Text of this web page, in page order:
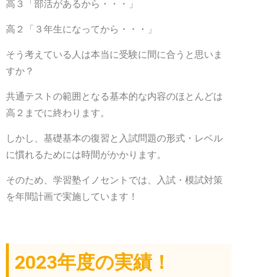
高３「部活があるから・・・」
高２「３年生になってから・・・」
そう考えている人は本当に受験に間に合うと思いま
すか？
共通テストの範囲となる基本的な内容のほとんどは
高２までに終わります。
しかし、基礎基本の復習と入試問題の形式・レベル
に慣れるためには時間がかかります。
そのため、学習塾イノセントでは、入試・模試対策
を年間計画で実施しています！
2023年度の実績！